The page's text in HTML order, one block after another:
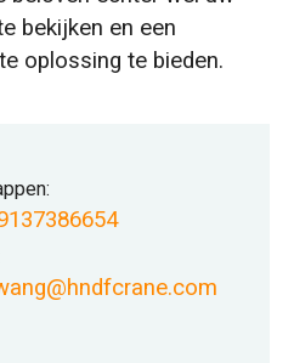
bekijken en een
oplossing te bieden.